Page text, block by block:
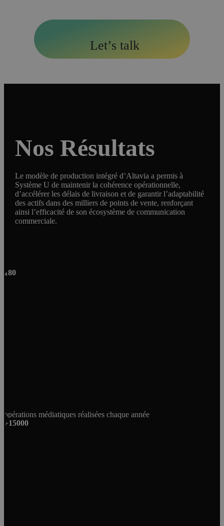
Let’s talk
Nos Résultats
Le modèle de production intégré d’Altavia a permis à
Système U de maintenir la cohérence opérationnelle,
d’accélérer les délais de livraison et de garantir l’adaptabilité
des actifs dans des milliers de points de vente, renforçant
ainsi l’efficacité de son écosystème de communication
commerciale.
180
opérations médiatiques réalisées chaque année
+15000